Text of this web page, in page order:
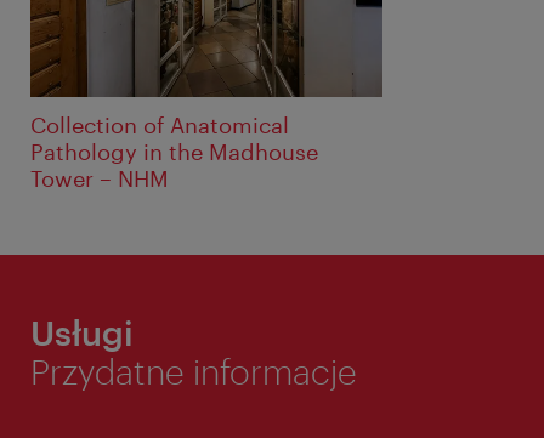
Collection of Anatomical
Pathology in the Madhouse
Tower – NHM
Usługi
Przydatne informacje